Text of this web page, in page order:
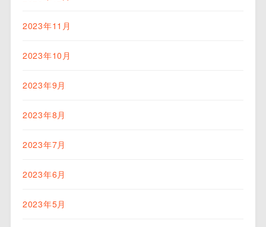
2023年11月
2023年10月
2023年9月
2023年8月
2023年7月
2023年6月
2023年5月